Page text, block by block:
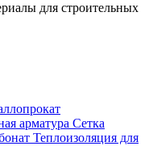
для строительных
арматура Сетка
Теплоизоляция для